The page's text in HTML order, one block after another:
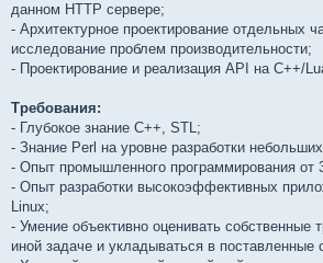
данном HTTP сервере;
- Архитектурное проектирование отдельных
исследование проблем производительности;
- Проектирование и реализация API на C++/
Требования:
- Глубокое знание С++, STL;
- Знание Perl на уровне разработки
- Опыт промышленного программирования от
- Опыт разработки высокоэффективных
Linux;
- Умение объективно оценивать собственные
иной задаче и укладываться в поставленные